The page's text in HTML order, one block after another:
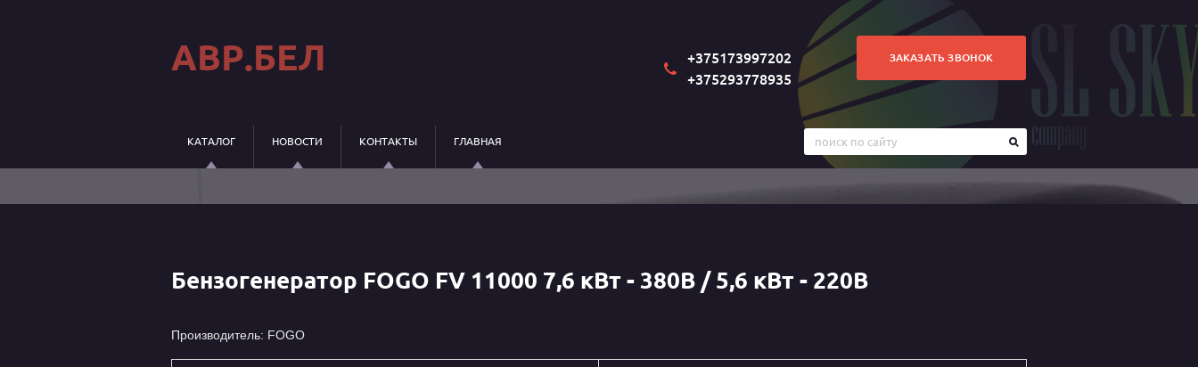
АВР.БЕЛ
+375173997202
+375293778935
ЗАКАЗАТЬ ЗВОНОК
КАТАЛОГ НОВОСТИ КОНТАКТЫ ГЛАВНАЯ
Бензогенератор FOGO FV 11000 7,6 кВт - 380В / 5,6 кВт - 220В
Производитель: FOGO